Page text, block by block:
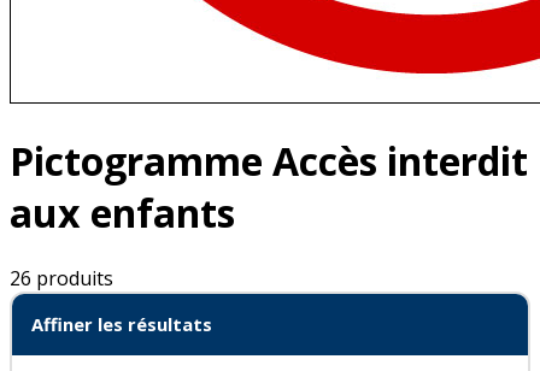
Pictogramme Accès interdit
aux enfants
26 produits
Affiner les résultats